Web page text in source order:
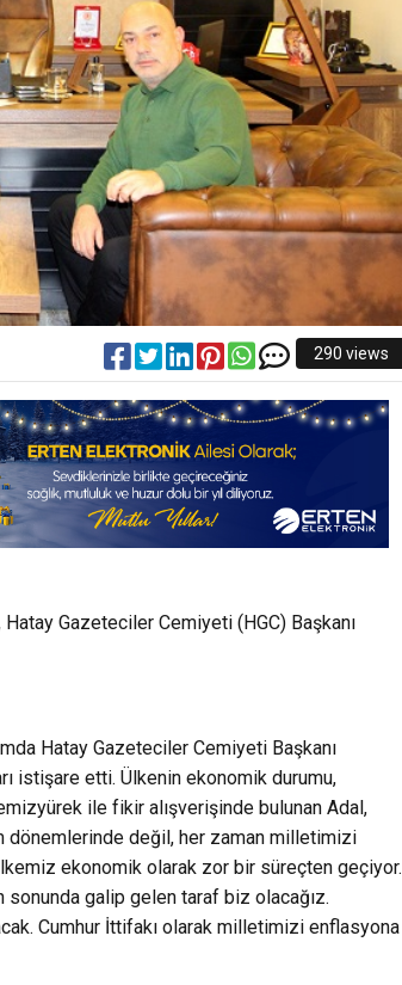
290 views
Gazeteciler Cemiyeti (HGC) Başkanı
Hatay Gazeteciler Cemiyeti Başkanı
istişare etti. Ülkenin ekonomik durumu,
ile fikir alışverişinde bulunan Adal,
değil, her zaman milletimizi
ekonomik olarak zor bir süreçten geçiyor.
sonunda galip gelen taraf biz olacağız.
Cumhur İttifakı olarak milletimizi enflasyona